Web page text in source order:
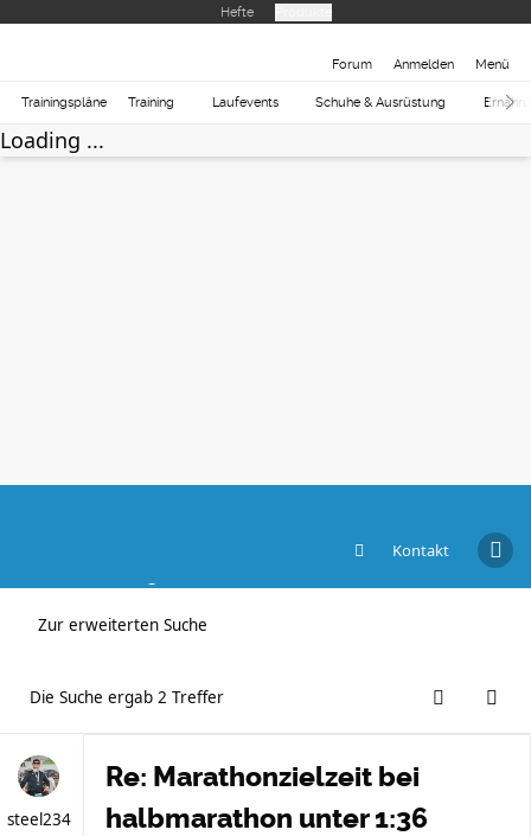
Hefte
Forum Anmelden Menü
Trainingspläne Training Laufevents Schuhe & Ausrüstung
Loading ...
Kontakt
Zur erweiterten Suche
Die Suche ergab 2 Treffer
steel234
Re: Marathonzielzeit bei
halbmarathon unter 1:36